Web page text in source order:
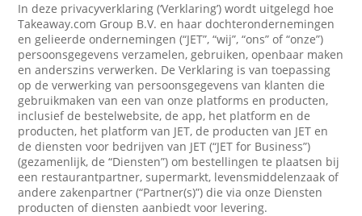
In deze privacyverklaring (‘Verklaring’) wordt uitgelegd hoe
Takeaway.com Group B.V. en haar dochterondernemingen
en gelieerde ondernemingen (“JET”, “wij”, “ons” of “onze”)
persoonsgegevens verzamelen, gebruiken, openbaar maken
en anderszins verwerken. De Verklaring is van toepassing
op de verwerking van persoonsgegevens van klanten die
gebruikmaken van een van onze platforms en producten,
inclusief de bestelwebsite, de app, het platform en de
producten, het platform van JET, de producten van JET en
de diensten voor bedrijven van JET (“JET for Business”)
(gezamenlijk, de “Diensten”) om bestellingen te plaatsen bij
een restaurantpartner, supermarkt, levensmiddelenzaak of
andere zakenpartner (“Partner(s)”) die via onze Diensten
producten of diensten aanbiedt voor levering.